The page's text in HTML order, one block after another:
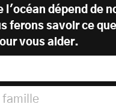
l'océan dépend de
ferons savoir ce
vous aider.